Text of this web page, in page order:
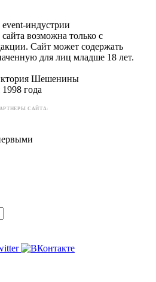
индустрии
возможна только с
Сайт может содержать
для лиц младше 18 лет.
Шешенины
года
САЙТА: